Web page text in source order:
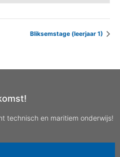
Bliksemstage (leerjaar 1)
technisch en maritiem onderwijs!